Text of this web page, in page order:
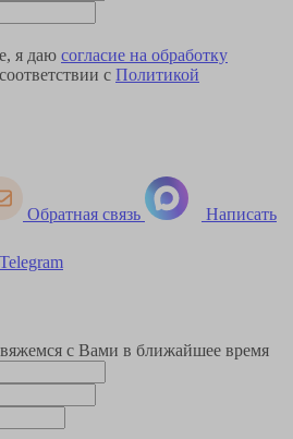
я даю согласие на обработку
с Политикой
Обратная связь Написать
с Вами в ближайшее время